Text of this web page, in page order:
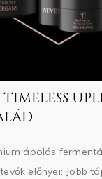
ápolás
előnyei: Jobb